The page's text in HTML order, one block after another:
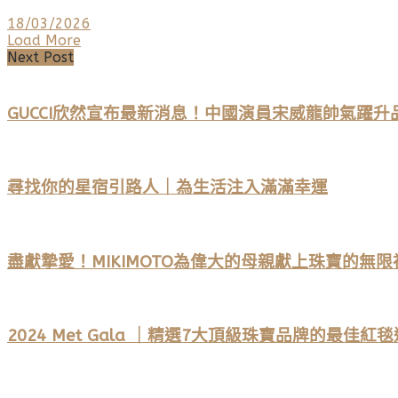
18/03/2026
Load More
Next Post
GUCCI欣然宣布最新消息！中國演員宋威龍帥氣躍升
尋找你的星宿引路人｜為生活注入滿滿幸運
盡獻摯愛！MIKIMOTO為偉大的母親獻上珠寶的無限
2024 Met Gala ｜精選7大頂級珠寶品牌的最佳紅毯